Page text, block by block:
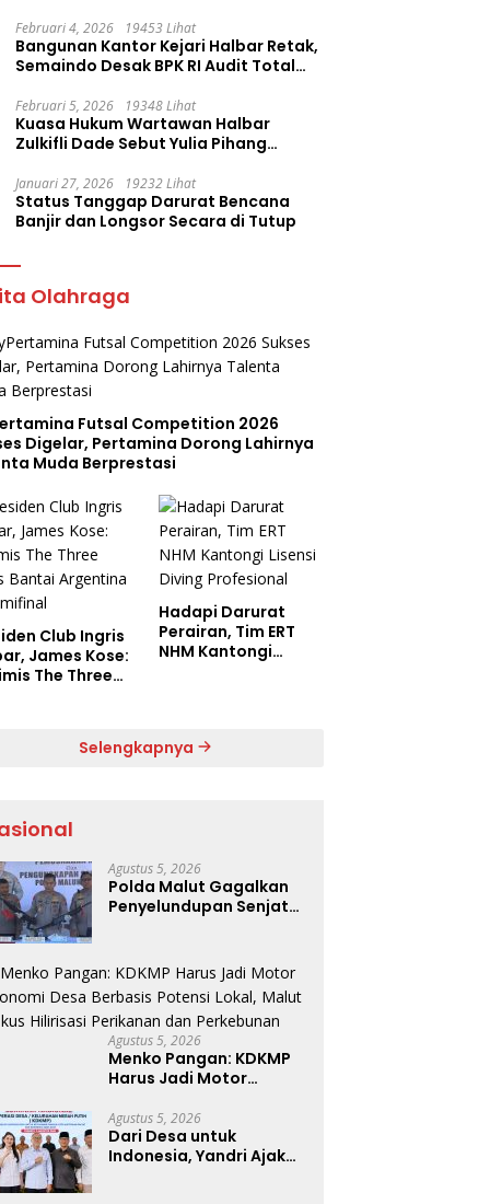
Februari 4, 2026 19453 Lihat
Bangunan Kantor Kejari Halbar Retak,
Semaindo Desak BPK RI Audit Total
Februari 5, 2026 19348 Lihat
Kuasa Hukum Wartawan Halbar
Zulkifli Dade Sebut Yulia Pihang
Januari 27, 2026 19232 Lihat
Status Tanggap Darurat Bencana
Banjir dan Longsor Secara di Tutup
Olahraga
Futsal Competition 2026
Digelar, Pertamina Dorong Lahirnya
Muda Berprestasi
Club Ingris
James Kose:
The Three
Hadapi Darurat
Perairan, Tim ERT
NHM Kantongi
Selengkapnya
Agustus 5, 2026
Polda Malut Gagalkan
Penyelundupan Senjata
Agustus 5, 2026
Menko Pangan: KDKMP
Harus Jadi Motor
Potensi Lokal, Malut
Fokus Hilirisasi
Perikanan dan
Agustus 5, 2026
Dari Desa untuk
Indonesia, Yandri Ajak